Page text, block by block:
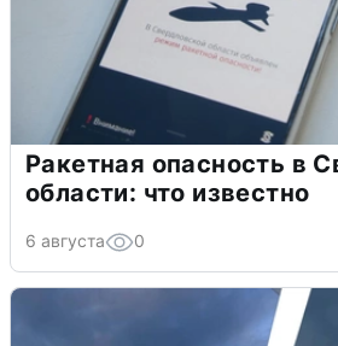
Ракетная опасность в
области: что известно
6 августа 0